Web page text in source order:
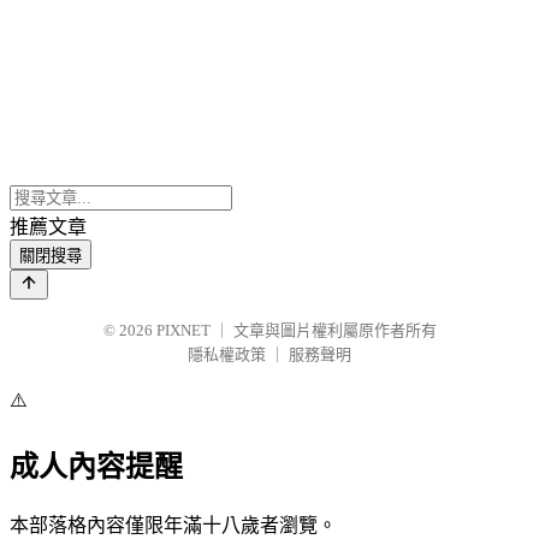
推薦文章
關閉搜尋
© 2026 PIXNET
文章與圖片權利屬原作者所有
隱私權政策
服務聲明
⚠️
成人內容提醒
本部落格內容僅限年滿十八歲者瀏覽。